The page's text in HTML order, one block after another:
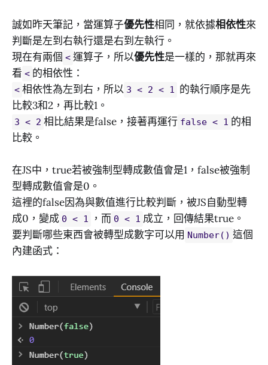
誠如昨天筆記，當運算子優先性相同，就依據相依性來
判斷是左到右執行還是右到左執行。
現在有兩個 < 運算子，所以優先性是一樣的，那就再來
看 < 的相依性：
< 相依性為左到右，所以 3 < 2 < 1 的執行順序是先
比較3和2，再比較1。
3 < 2 相比結果是false，接著再運行 false < 1 的相
比較。
在JS中，true若被強制型轉成數值會是1，false被強制
型轉成數值會是0。
這裡的false因為與數值進行比較判斷，被JS自動型轉
成0，變成 0 < 1 ，而 0 < 1 成立，回傳結果true。
要判斷哪些東西會被轉型成數字可以用 Number() 這個
內建函式：